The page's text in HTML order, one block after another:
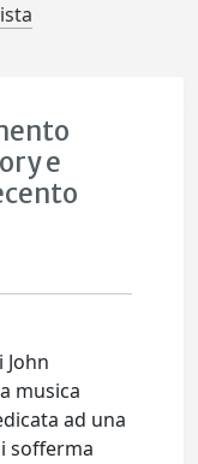
e
musica
ad una
sofferma